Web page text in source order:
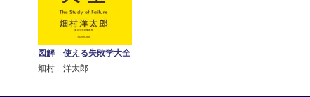
図解 使える失敗学大全
畑村 洋太郎